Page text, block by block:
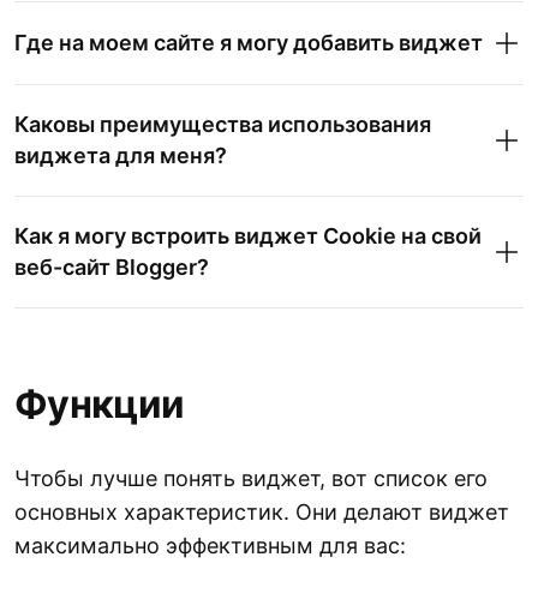
Где на моем сайте я могу добавить виджет
Каковы преимущества использования
виджета для меня?
Как я могу встроить виджет Cookie на свой
веб-сайт Blogger?
Функции
Чтобы лучше понять виджет, вот список его
основных характеристик. Они делают виджет
максимально эффективным для вас: